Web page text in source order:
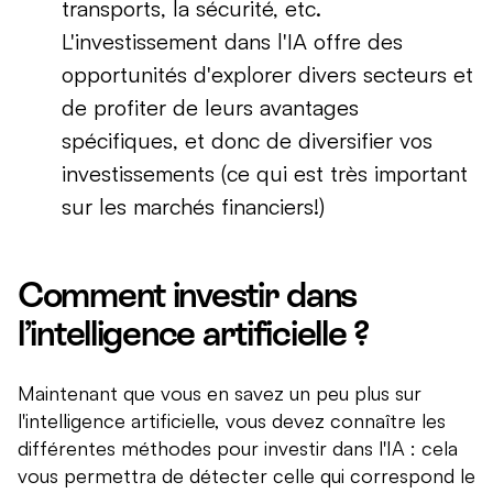
transports, la sécurité, etc.
L'investissement dans l'IA offre des
opportunités d'explorer divers secteurs et
de profiter de leurs avantages
spécifiques, et donc de diversifier vos
investissements (ce qui est très important
sur les marchés financiers!)
Comment investir dans
l’intelligence artificielle ?
Maintenant que vous en savez un peu plus sur
l'intelligence artificielle, vous devez connaître les
différentes méthodes pour investir dans l'IA : cela
vous permettra de détecter celle qui correspond le